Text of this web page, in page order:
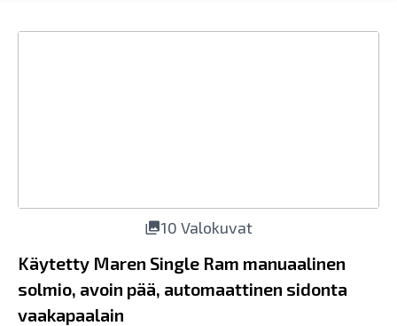
10 Valokuvat
Käytetty Maren Single Ram manuaalinen
solmio, avoin pää, automaattinen sidonta
vaakapaalain